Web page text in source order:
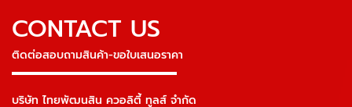
CONTACT US
ติดต่อสอบถามสินค้า-ขอใบเสนอราคา
▬▬▬▬▬▬▬▬▬▬▬▬▬▬▬
บริษัท ไทยพัฒนสิน ควอลิตี้ ทูลส์ จำกัด